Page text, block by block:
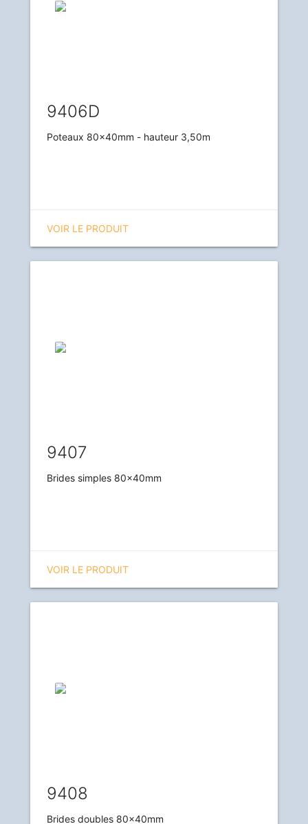
9406D
Poteaux 80x40mm - hauteur 3,50m
VOIR LE PRODUIT
9407
Brides simples 80x40mm
VOIR LE PRODUIT
9408
Brides doubles 80x40mm